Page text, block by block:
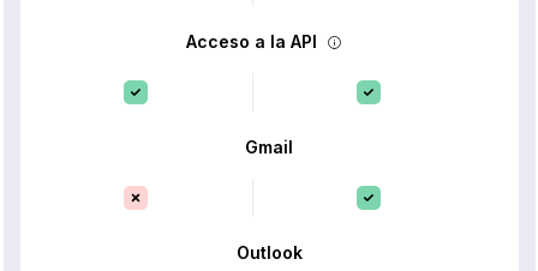
Acceso a la API
Gmail
Outlook